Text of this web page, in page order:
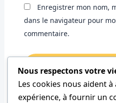
Enregistrer mon nom,
dans le navigateur pour
commentaire.
Nous respectons votre
Les cookies nous aident
expérience, à fournir un